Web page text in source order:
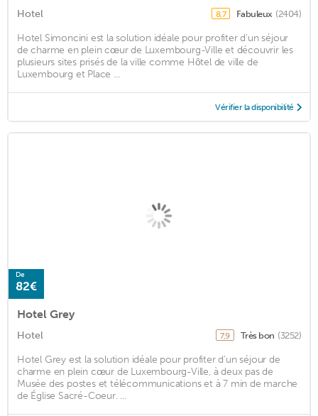
Hotel 8,7 Fabuleux (2404)
Hotel Simoncini est la solution idéale pour profiter d'un séjour
de charme en plein cœur de Luxembourg-Ville et découvrir les
plusieurs sites prisés de la ville comme Hôtel de ville de
Luxembourg et Place ...
Vérifier la disponibilité
De
82€
Hotel Grey
Hotel 7,9 Très bon (3252)
Hotel Grey est la solution idéale pour profiter d'un séjour de
charme en plein cœur de Luxembourg-Ville, à deux pas de
Musée des postes et télécommunications et à 7 min de marche
de Église Sacré-Coeur. ...